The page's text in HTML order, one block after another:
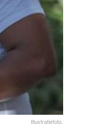
Illustratiefoto.